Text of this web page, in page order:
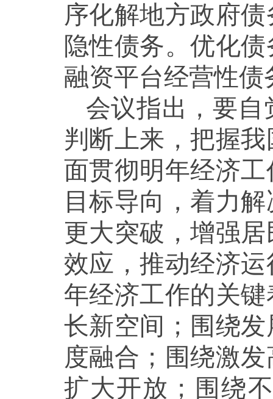
序化解地方政府
隐性债务。优化
融资平台经营性债
会议指出，要
判断上来，把握
面贯彻明年经济
目标导向，着力
更大突破，增强
效应，推动经济
年经济工作的关
长新空间；围绕
度融合；围绕激
扩大开放；围绕